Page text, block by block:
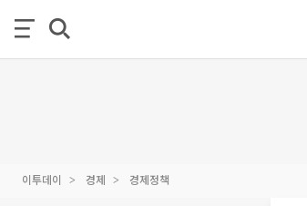
이투데이 경제 경제정책